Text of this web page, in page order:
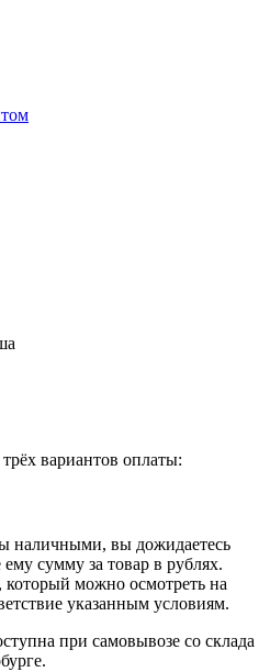
вариантов оплаты:
наличными, вы дожидаетесь
ему сумму за товар в рублях.
который можно осмотреть на
указанным условиям.
при самовывозе со склада